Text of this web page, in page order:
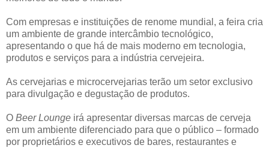
Com empresas e instituições de renome mundial, a feira cria
um ambiente de grande intercâmbio tecnológico,
apresentando o que há de mais moderno em tecnologia,
produtos e serviços para a indústria cervejeira.
As cervejarias e microcervejarias terão um setor exclusivo
para divulgação e degustação de produtos.
O Beer Lounge irá apresentar diversas marcas de cerveja
em um ambiente diferenciado para que o público – formado
por proprietários e executivos de bares, restaurantes e